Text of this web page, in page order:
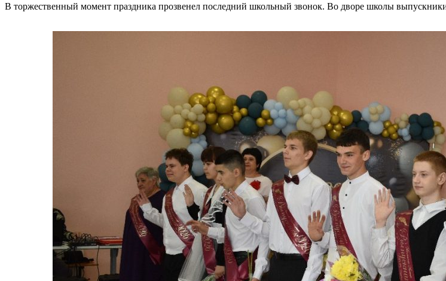
В торжественный момент праздника прозвенел последний школьный звонок. Во дворе школы